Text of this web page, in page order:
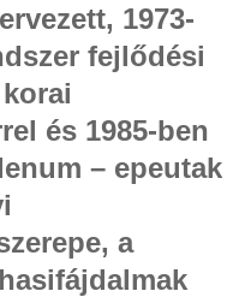
1973-
fejlődési
és 1985-ben
– epeutak
a